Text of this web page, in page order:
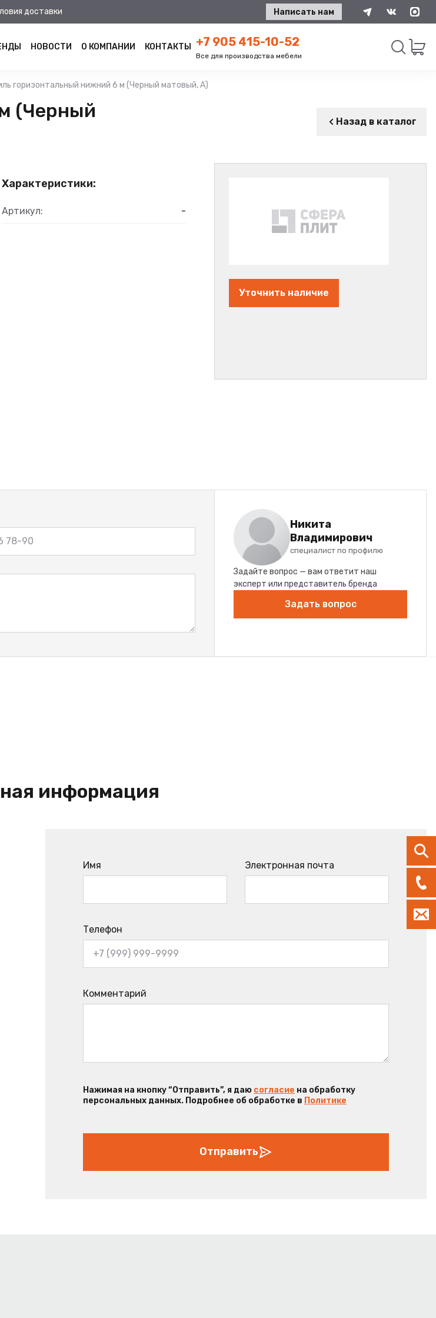
доставки Написать нам
НОВОСТИ О КОМПАНИИ КОНТАКТЫ +7 905 415-10-52
Все для производства мебели
горизонтальный нижний 6 м (Черный матовый, А)
(Черный
Назад в каталог
Характеристики:
Артикул: -
Уточнить наличие
Никита
Владимирович
специалист по профилю
Задайте вопрос — вам ответит наш
эксперт или представитель бренда
Задать вопрос
информация
Имя Электронная почта
Телефон
Комментарий
Нажимая на кнопку “Отправить”, я даю согласие на обработку
персональных данных. Подробнее об обработке в Политике
Отправить